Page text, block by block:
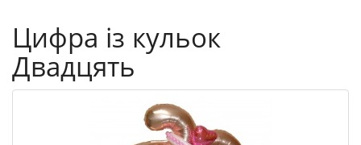
Цифра із кульок
Двадцять